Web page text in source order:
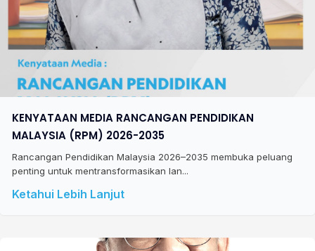
KENYATAAN MEDIA RANCANGAN PENDIDIKAN
MALAYSIA (RPM) 2026-2035
Rancangan Pendidikan Malaysia 2026–2035 membuka peluang
penting untuk mentransformasikan lan...
Ketahui Lebih Lanjut